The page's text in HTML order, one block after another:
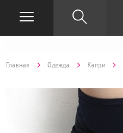
Главная Одежда Капри